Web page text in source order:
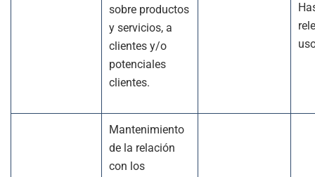
sobre productos
y servicios, a
clientes y/o
potenciales
clientes.
Mantenimiento
de la relación
con los